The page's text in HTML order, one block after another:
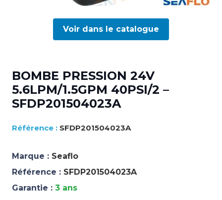
Voir dans le catalogue
BOMBE PRESSION 24V
5.6LPM/1.5GPM 40PSI/2 –
SFDP201504023A
SFDP201504023A
Marque : Seaflo
Référence : SFDP201504023A
Garantie : 3 ans